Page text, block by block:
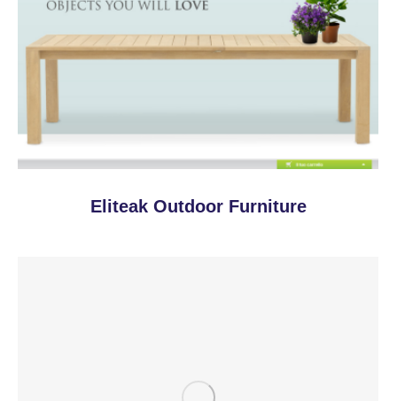
Eliteak Outdoor Furniture